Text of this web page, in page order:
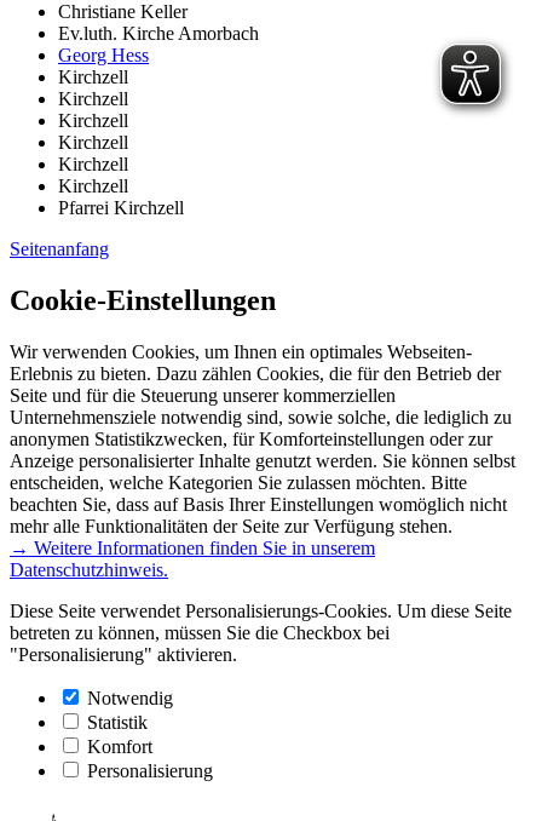
Christiane Keller
Ev.luth. Kirche Amorbach
Georg Hess
Kirchzell
Kirchzell
Kirchzell
Kirchzell
Kirchzell
Kirchzell
Pfarrei Kirchzell
Seitenanfang
Cookie-Einstellungen
Wir verwenden Cookies, um Ihnen ein optimales Webseiten-
Erlebnis zu bieten. Dazu zählen Cookies, die für den Betrieb der
Seite und für die Steuerung unserer kommerziellen
Unternehmensziele notwendig sind, sowie solche, die lediglich zu
anonymen Statistikzwecken, für Komforteinstellungen oder zur
Anzeige personalisierter Inhalte genutzt werden. Sie können selbst
entscheiden, welche Kategorien Sie zulassen möchten. Bitte
beachten Sie, dass auf Basis Ihrer Einstellungen womöglich nicht
mehr alle Funktionalitäten der Seite zur Verfügung stehen.
→ Weitere Informationen finden Sie in unserem
Datenschutzhinweis.
Diese Seite verwendet Personalisierungs-Cookies. Um diese Seite
betreten zu können, müssen Sie die Checkbox bei
"Personalisierung" aktivieren.
Notwendig
Statistik
Komfort
Personalisierung